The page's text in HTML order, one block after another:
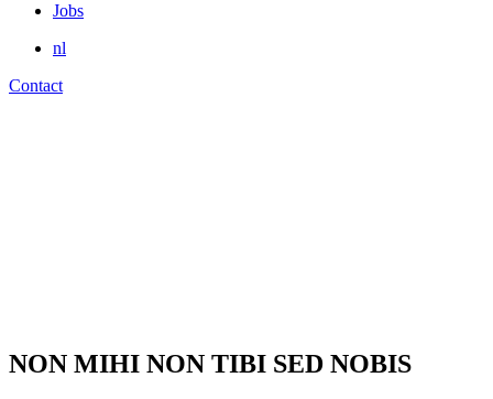
Jobs
nl
Contact
NON MIHI NON TIBI SED NOBIS